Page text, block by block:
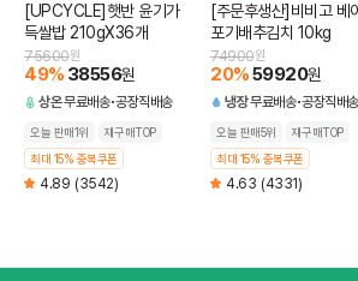
[UPCYCLE]햇반 윤기가
득쌀밥 210gX36개
49% 38556원
75600원
상온무료배송 공장직배송
오늘 판매1위
재구매TOP
최대 15% 중복쿠폰
4.89 (3542)
[주문후생산]비비고 베
포기배추김치 10kg
20%59920원
74900원
냉장무료배송 공장직배송
오늘 판매5위
재구매TOP
최대 15% 중복쿠폰
4.63 (4331)